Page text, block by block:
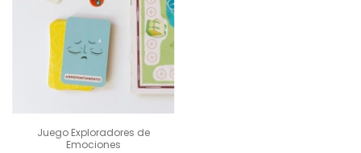
Juego Exploradores de
Emociones